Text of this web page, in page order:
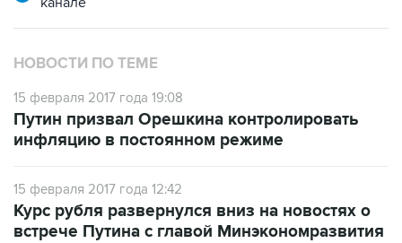
НОВОСТИ ПО ТЕМЕ
15 февраля 2017 года 19:08
Путин призвал Орешкина контролировать
инфляцию в постоянном режиме
15 февраля 2017 года 12:42
Курс рубля развернулся вниз на новостях о
встрече Путина с главой Минэкономразвития